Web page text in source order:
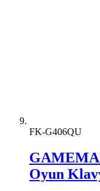
FK-G406QU
Oyun